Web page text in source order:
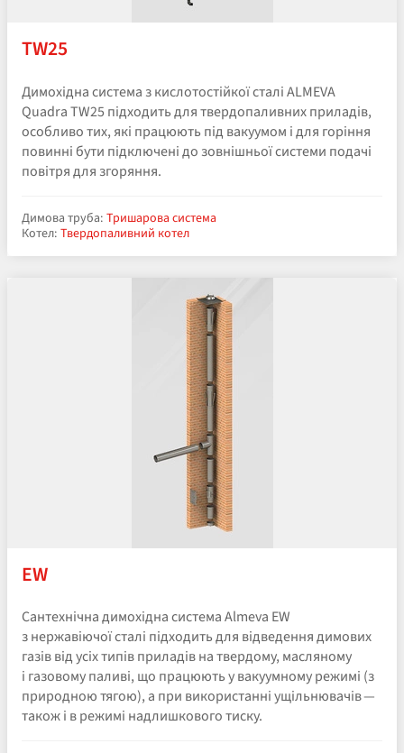
TW25
Димохідна система з кислотостійкої сталі ALMEVA
Quadra TW25 підходить для твердопаливних приладів,
особливо тих, які працюють під вакуумом і для горіння
повинні бути підключені до зовнішньої системи подачі
повітря для згоряння.
Димова труба: Тришарова система
Котел: Твердопаливний котел
EW
Сантехнічна димохідна система Almeva EW
з нержавіючої сталі підходить для відведення димових
газів від усіх типів приладів на твердому, масляному
і газовому паливі, що працюють у вакуумному режимі (з
природною тягою), а при використанні ущільнювачів —
також і в режимі надлишкового тиску.